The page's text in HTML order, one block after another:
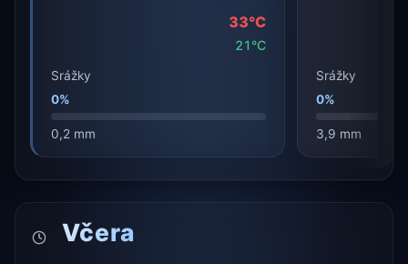
33°C
21°C
Srážky
0%
0,2 mm
Srážky
0%
3,9 mm
Včera